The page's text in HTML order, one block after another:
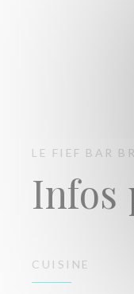
LE FIEF BAR
Infos
CUISINE